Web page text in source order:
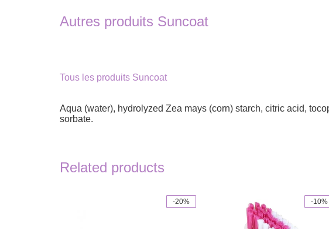
Autres produits Suncoat
Tous les produits Suncoat
Aqua (water), hydrolyzed Zea mays (corn) starch, citric acid,
sorbate.
Related products
-20% -10%